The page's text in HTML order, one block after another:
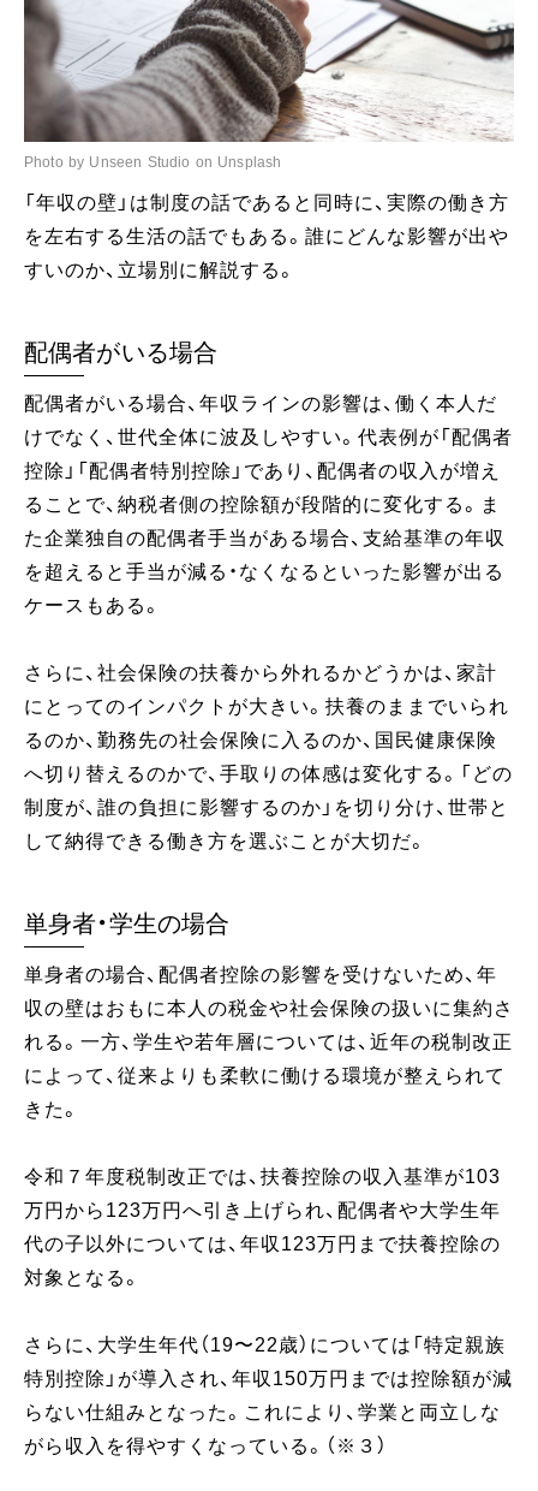
Photo by Unseen Studio on Unsplash
「年収の壁」は制度の話であると同時に、実際の働き方
を左右する生活の話でもある。誰にどんな影響が出や
すいのか、立場別に解説する。
配偶者がいる場合
配偶者がいる場合、年収ラインの影響は、働く本人だ
けでなく、世代全体に波及しやすい。代表例が「配偶者
控除」「配偶者特別控除」であり、配偶者の収入が増え
ることで、納税者側の控除額が段階的に変化する。ま
た企業独自の配偶者手当がある場合、支給基準の年収
を超えると手当が減る・なくなるといった影響が出る
ケースもある。
さらに、社会保険の扶養から外れるかどうかは、家計
にとってのインパクトが大きい。扶養のままでいられ
るのか、勤務先の社会保険に入るのか、国民健康保険
へ切り替えるのかで、手取りの体感は変化する。「どの
制度が、誰の負担に影響するのか」を切り分け、世帯と
して納得できる働き方を選ぶことが大切だ。
単身者・学生の場合
単身者の場合、配偶者控除の影響を受けないため、年
収の壁はおもに本人の税金や社会保険の扱いに集約さ
れる。一方、学生や若年層については、近年の税制改正
によって、従来よりも柔軟に働ける環境が整えられて
きた。
令和７年度税制改正では、扶養控除の収入基準が103
万円から123万円へ引き上げられ、配偶者や大学生年
代の子以外については、年収123万円まで扶養控除の
対象となる。
さらに、大学生年代（19〜22歳）については「特定親族
特別控除」が導入され、年収150万円までは控除額が減
らない仕組みとなった。これにより、学業と両立しな
がら収入を得やすくなっている。（※３）